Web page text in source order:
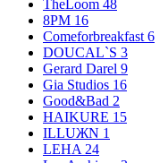
TheLoom 48
8PM 16
Comeforbreakfast 6
DOUCAL`S 3
Gerard Darel 9
Gia Studios 16
Good&Bad 2
HAIKURE 15
ILLUЖN 1
LEHA 24